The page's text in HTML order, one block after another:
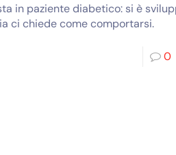
in paziente diabetico: si è
ci chiede come comportarsi.
0